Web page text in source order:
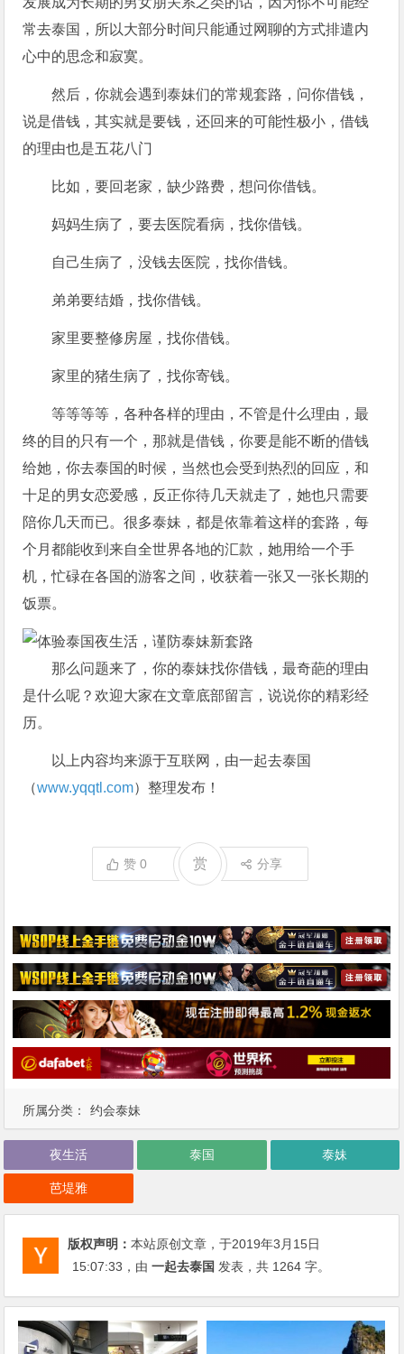
所属分类： 约会泰妹
常去泰国，所以大部分时间只能通过网聊的方式排遣内
心中的思念和寂寞。
然后，你就会遇到泰妹们的常规套路，问你借钱，
说是借钱，其实就是要钱，还回来的可能性极小，借钱
的理由也是五花八门
比如，要回老家，缺少路费，想问你借钱。
妈妈生病了，要去医院看病，找你借钱。
自己生病了，没钱去医院，找你借钱。
弟弟要结婚，找你借钱。
家里要整修房屋，找你借钱。
家里的猪生病了，找你寄钱。
等等等等，各种各样的理由，不管是什么理由，最
终的目的只有一个，那就是借钱，你要是能不断的借钱
给她，你去泰国的时候，当然也会受到热烈的回应，和
十足的男女恋爱感，反正你待几天就走了，她也只需要
陪你几天而已。很多泰妹，都是依靠着这样的套路，每
个月都能收到来自全世界各地的汇款，她用给一个手
机，忙碌在各国的游客之间，收获着一张又一张长期的
饭票。
那么问题来了，你的泰妹找你借钱，最奇葩的理由
是什么呢？欢迎大家在文章底部留言，说说你的精彩经
历。
以上内容均来源于互联网，由一起去泰国
（www.yqqtl.com）整理发布！
赞0 赏 分享
夜生活 泰国 泰妹
芭堤雅
版权声明：本站原创文章，于2019年3月15日
15:07:33 ，由一起去泰国 发表，共 1264 字。